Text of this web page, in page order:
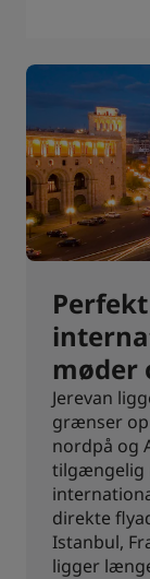
møder
Jerevan
grænser op
nordpå og
tilgængelig
direkte
Istanbul,
ligger